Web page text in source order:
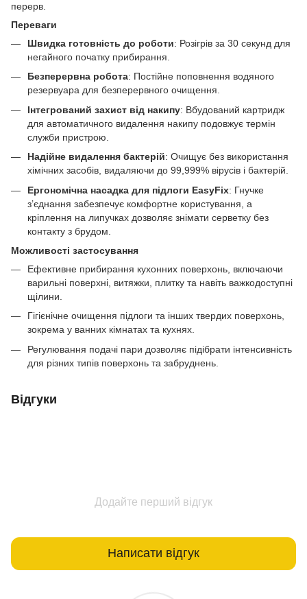
перерв.
Переваги
Швидка готовність до роботи: Розігрів за 30 секунд для
негайного початку прибирання.
Безперервна робота: Постійне поповнення водяного
резервуара для безперервного очищення.
Інтегрований захист від накипу: Вбудований картридж
для автоматичного видалення накипу подовжує термін
служби пристрою.
Надійне видалення бактерій: Очищує без використання
хімічних засобів, видаляючи до 99,999% вірусів і бактерій.
Ергономічна насадка для підлоги EasyFix: Гнучке
з’єднання забезпечує комфортне користування, а
кріплення на липучках дозволяє знімати серветку без
контакту з брудом.
Можливості застосування
Ефективне прибирання кухонних поверхонь, включаючи
варильні поверхні, витяжки, плитку та навіть важкодоступні
щілини.
Гігієнічне очищення підлоги та інших твердих поверхонь,
зокрема у ванних кімнатах та кухнях.
Регулювання подачі пари дозволяє підібрати інтенсивність
для різних типів поверхонь та забруднень.
Відгуки
Додайте перший відгук
Написати відгук